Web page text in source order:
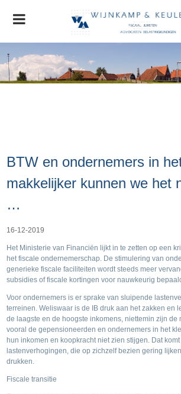
Home
Organisatie
Stichting MVO
Contact
BTW en ondernemers in
makkelijker kunnen we het
…
16-12-2019
Het Ministerie van Financiën lijkt in te zetten op een
het fiscale ondernemerschap. De stimulering van
generieke fiscale faciliteiten wordt steeds meer
subsidies of fiscale kortingen voor nauwkeurig
Voor ondernemers is er sprake van sluipende
terreinen. Weliswaar is de IB druk aan het zakken en
de laagste en de hoogste inkomens, niettemin zijn de
vooral de gepensioneerden en ondernemers in het
hun inkomen en koopkracht niet zien stijgen. Dat
lastenverhogingen, die op zichzelf bezien gering
drukken.
Fiscale transitie